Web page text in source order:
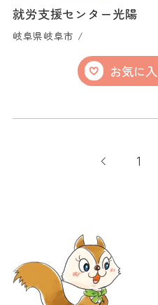
就労支援センター光陽
岐阜県岐阜市 /
お気に
1